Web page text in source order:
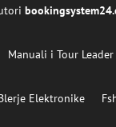
Manuali i Tour Leader
Elektronike